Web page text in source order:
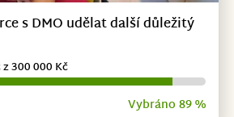
s DMO udělat další důležitý
Vybráno 89 %
300 000 Kč